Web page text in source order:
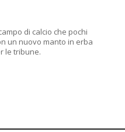
di calcio che pochi
un nuovo manto in erba
le tribune.